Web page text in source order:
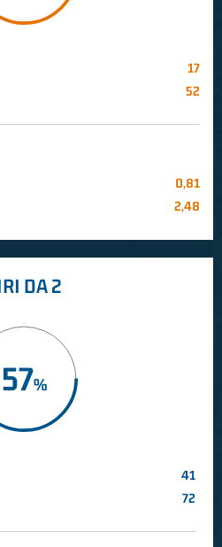
17
52
0,81
2,48
DA 2
57
41
72